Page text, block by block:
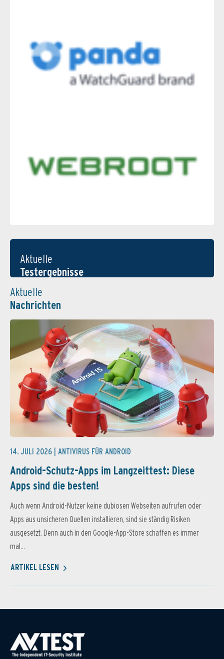
Aktuelle
Testergebnisse
Aktuelle
Nachrichten
14. JULI 2026 | ANTIVIRUS FÜR ANDROID
Android-Schutz-Apps im Langzeittest: Diese
Apps sind die besten!
Auch wenn Android-Nutzer keine dubiosen Webseiten aufrufen oder
Apps aus unsicheren Quellen installieren, sind sie ständig Risiken
ausgesetzt. Denn auch in den Google-App-Store schaffen es immer
mal...
ARTIKEL LESEN